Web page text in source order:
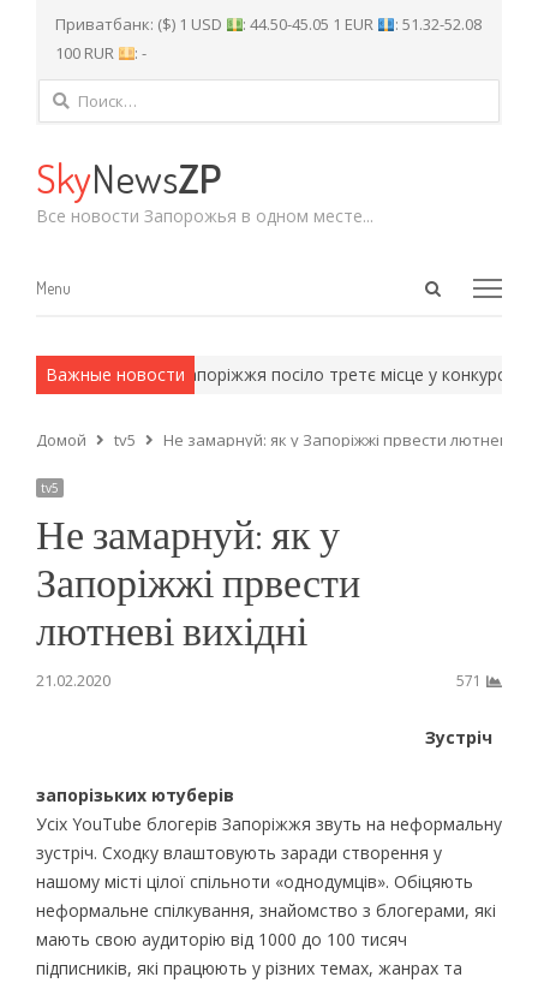
Приватбанк: ($) 1 USD : 44.50-45.05 1 EUR
: 51.32-52.08
100 RUR
: -
Найти:
SkyNewsZP
Все новости Запорожья в одном месте...
Open
Menu
Menu
Важные новости
методы. Запоріжжя посіло третє місце у конкурсі
Домой tv5 Не замарнуй: як у Запоріжжі првести лютневі
tv5
Не замарнуй: як у
Запоріжжі првести
лютневі вихідні
21.02.2020 571
Зустріч
запорізьких ютуберів
Усіх YouTube блогерів Запоріжжя звуть на неформальну
зустріч. Сходку влаштовують заради створення у
нашому місті цілої спільноти «однодумців». Обіцяють
неформальне спілкування, знайомство з блогерами, які
мають свою аудиторію від 1000 до 100 тисяч
підписників, які працюють у різних темах, жанрах та